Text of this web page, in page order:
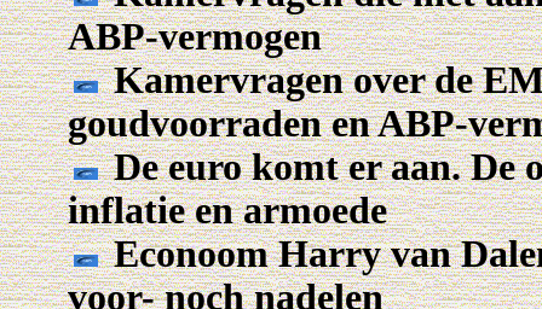
ABP-vermogen
Kamervragen over de
goudvoorraden en ABP-
De euro komt er aan. De
inflatie en armoede
Econoom Harry van
voor- noch nadelen